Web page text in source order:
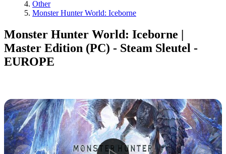
Other
Monster Hunter World: Iceborne
Monster Hunter World: Iceborne |
Master Edition (PC) - Steam Sleutel -
EUROPE